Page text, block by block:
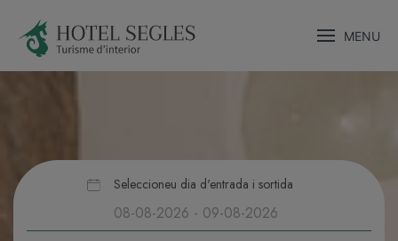
MENU
Seleccioneu dia d'entrada i sortida